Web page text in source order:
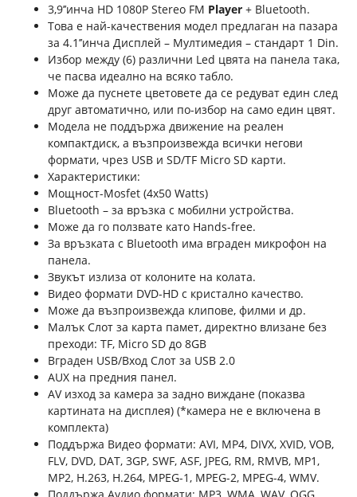
3,9’’инча HD 1080P Stereo FМ Player + Bluetooth.
Това е най-качествения модел предлаган на пазара
за 4.1’’инча Дисплей – Мултимедия – стандарт 1 Din.
Избор между (6) различни Led цвята на панела така,
че пасва идеално на всяко табло.
Може да пуснете цветовете да се редуват един след
друг автоматично, или по-избор на само един цвят.
Модела не поддържа движение на реален
компактдиск, а възпроизвежда всички негови
формати, чрез USB и SD/TF Micro SD карти.
Характеристики:
Мощност-Mosfet (4х50 Watts)
Bluetooth – за връзка с мобилни устройства.
Може да го ползвате като Hands-free.
За връзката с Bluetooth има вграден микрофон на
панела.
Звукът излиза от колоните на колата.
Видео формати DVD-HD с кристално качество.
Може да възпроизвежда клипове, филми и др.
Малък Слот за карта памет, директно влизане без
преходи: TF, Micro SD до 8GB
Вграден USB/Вход Слот за USB 2.0
AUX на предния панел.
AV изход за камера за задно виждане (показва
картината на дисплея) (*камера не е включена в
комплекта)
Поддържа Видео формати: AVI, MP4, DIVX, ХVID, VOB,
FLV, DVD, DAT, 3GP, SWF, ASF, JPEG, RM, RMVB, MP1,
MP2, H.263, H.264, MPEG-1, MPEG-2, MPEG-4, WMV.
Поддържа Аудио формати: MP3, WMA, WAV, OGG,